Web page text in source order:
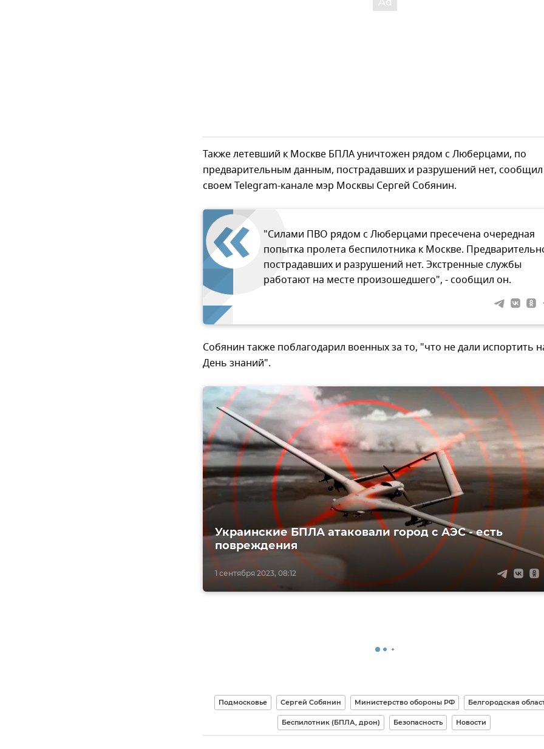
Также летевший к Москве БПЛА уничтожен рядом с Люберцами, по
предварительным данным, пострадавших и разрушений нет,
своем Telegram-канале мэр Москвы Сергей Собянин.
"Силами ПВО рядом с Люберцами пресечена очередная
попытка пролета беспилотника к Москве.
пострадавших и разрушений нет. Экстренные службы
работают на месте произошедшего", - сообщил он.
Собянин также поблагодарил военных за то, "что не дали испортить
День знаний".
1 сентября 2023, 08:12
Украинские БПЛА атаковали город с АЭС - есть
повреждения
Подмосковье Сергей Собянин Министерство обороны РФ Белгородская
Беспилотник (БПЛА, дрон) Безопасность Новости